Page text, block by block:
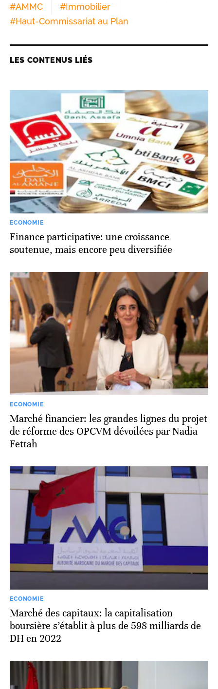
#AMMC #Immobilier
#Haut-Commissariat au Plan
LES CONTENUS LIÉS
ECONOMIE
Finance participative: une croissance
soutenue, mais encore peu diversifiée
ECONOMIE
Marché financier: les grandes lignes du projet
de réforme des OPCVM dévoilées par Nadia
Fettah
ECONOMIE
Marché des capitaux: la capitalisation
boursière s’établit à plus de 598 milliards de
DH en 2022